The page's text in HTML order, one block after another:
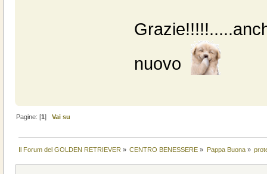
nuovo
Pagine: [1]Vai su
Il Forum del GOLDEN RETRIEVER » CENTRO BENESSERE » Pappa Buona»